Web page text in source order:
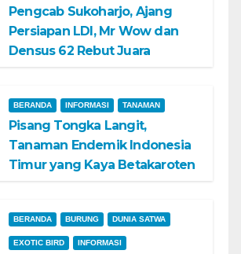
Pengcab Sukoharjo, Ajang
Persiapan LDI, Mr Wow dan
Densus 62 Rebut Juara
BERANDA INFORMASI TANAMAN
Pisang Tongka Langit,
Tanaman Endemik Indonesia
Timur yang Kaya Betakaroten
BERANDA BURUNG DUNIA SATWA
EXOTIC BIRD INFORMASI